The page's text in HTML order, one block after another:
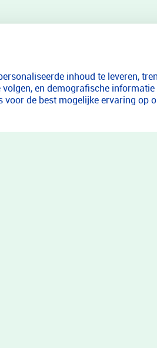
inhoud te leveren,
en demografische
voor de best mogelijke ervaring op